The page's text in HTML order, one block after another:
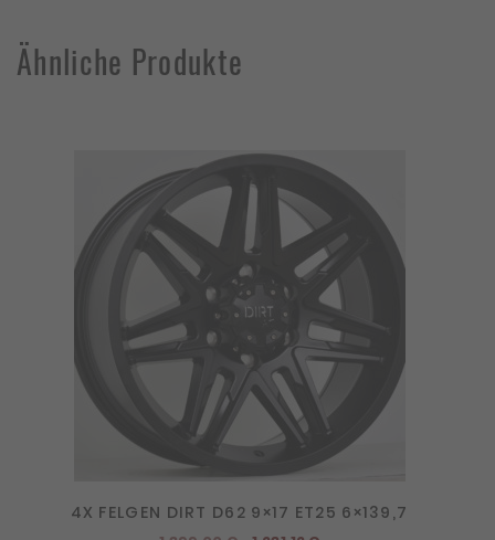
Ähnliche Produkte
4X FELGEN DIRT D62 9×17 ET25 6×139,7